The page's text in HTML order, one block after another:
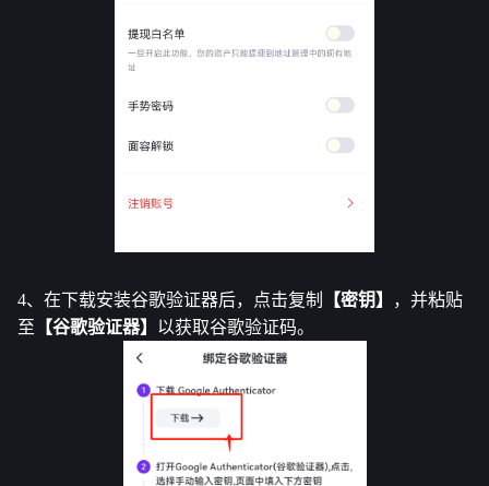
4、在下载安装谷歌验证器后，点击复制 【密钥】
，并粘贴
至 【谷歌验证器】 以获取谷歌验证码。